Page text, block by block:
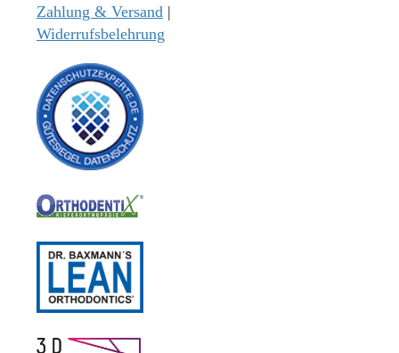
Zahlung & Versand |
Widerrufsbelehrung